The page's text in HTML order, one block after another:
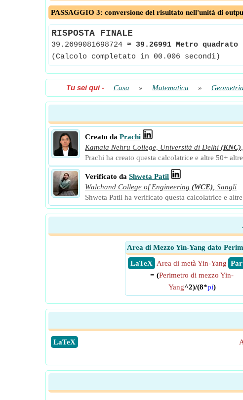
PASSAGGIO 3: conversione del risultato nell'unità di
RISPOSTA FINALE
39.2699081698724 ≈ 39.26991 Metro quadrato
(Calcolo completato in 00.006 secondi)
Tu sei qui- Casa » Matematica » Geometria
Creato da Prachi
Kamala Nehru College, Università di Delhi (KNC)
Prachi ha creato questa calcolatrice e altre 50+
Verificato da Shweta Patil
Walchand College of Engineering (WCE) Sangli
Shweta Patil ha verificato questa calcolatrice e
Area di Mezzo Yin-Yang dato
​ LaTeX
Area di metà Yin-Yang
= (Perimetro di mezzo Yin-
Yang^2)/(8*pi)
​LaTeX